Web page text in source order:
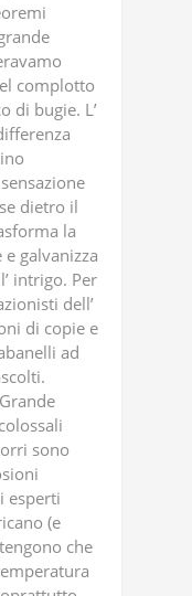
complotto
di bugie. L’
dietro il
la
galvanizza
intrigo. Per
dell’
di copie e
ad
sono
esperti
(e
che